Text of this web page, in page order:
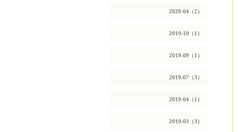
2020-04（2）
2019-10（1）
2019-09（1）
2019-07（3）
2019-04（1）
2019-03（3）